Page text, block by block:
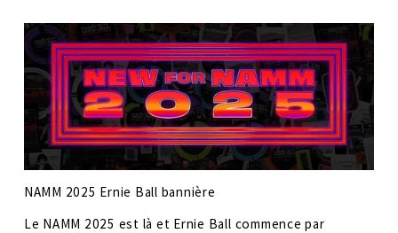
NAMM 2025 Ernie Ball bannière
Le NAMM 2025 est là et Ernie Ball commence par